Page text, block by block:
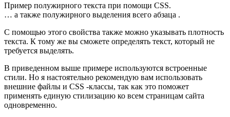
Пример полужирного текста при помощи CSS.
… а также полужирного выделения всего абзаца .
С помощью этого свойства также можно указывать плотность
текста. К тому же вы сможете определять текст, который не
требуется выделять.
В приведенном выше примере используются встроенные
стили. Но я настоятельно рекомендую вам использовать
внешние файлы и CSS -классы, так как это поможет
применять единую стилизацию ко всем страницам сайта
одновременно.